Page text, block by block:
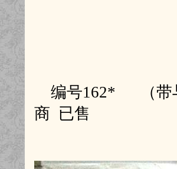
编号162* （带与
商 已售